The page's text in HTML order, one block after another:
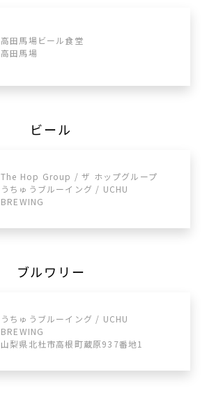
高田馬場ビール食堂
高田馬場
ビール
The Hop Group / ザ ホップグループ
うちゅうブルーイング / UCHU
BREWING
ブルワリー
うちゅうブルーイング / UCHU
BREWING
山梨県北杜市高根町蔵原937番地1